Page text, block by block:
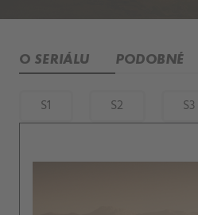
O SERIÁLU PODOBNÉ
S1 S2 S3